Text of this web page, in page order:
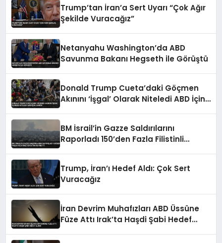
Trump’tan İran’a Sert Uyarı “Çok Ağır
Şekilde Vuracağız”
Netanyahu Washington’da ABD
Savunma Bakanı Hegseth ile Görüştü
Donald Trump Cueta’daki Göçmen
Akınını ‘İşgal’ Olarak Niteledi ABD İçin
BM İsrail’in Gazze Saldırılarını
Raporladı 150’den Fazla Filistinli
Trump, İran’ı Hedef Aldı: Çok Sert
Vuracağız
İran Devrim Muhafızları ABD Üssüne
Füze Attı Irak’ta Haşdi Şabi Hedef